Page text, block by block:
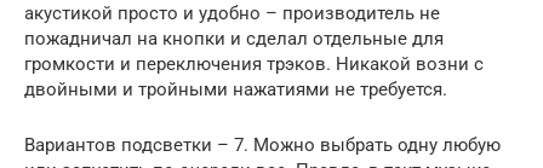
акустикой просто и удобно – производитель не
пожадничал на кнопки и сделал отдельные для
громкости и переключения трэков. Никакой возни с
двойными и тройными нажатиями не требуется.
Вариантов подсветки – 7. Можно выбрать одну любую